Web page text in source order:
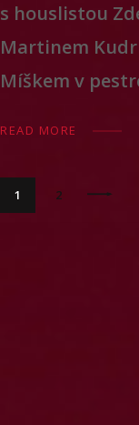
s houslistou
Martinem
Míškem v
READ MORE
1 2